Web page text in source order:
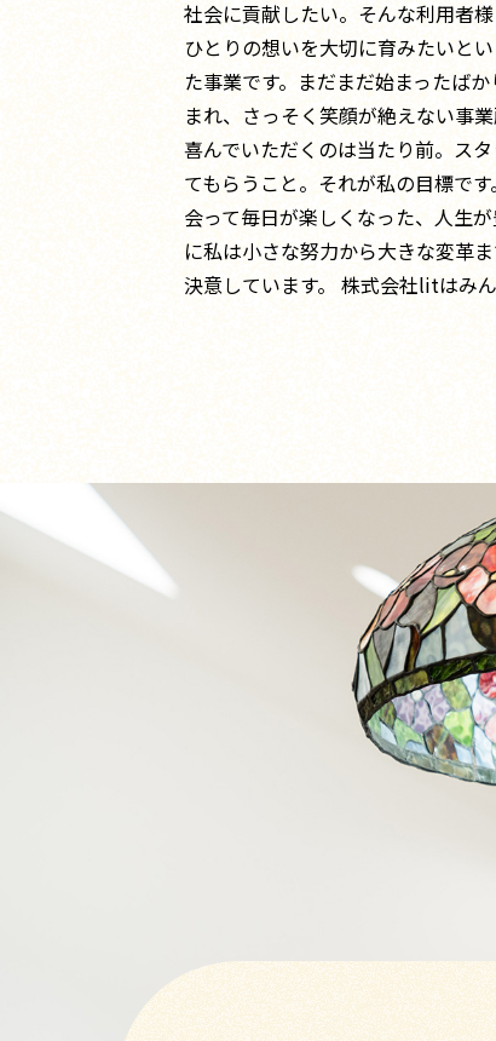
社会に貢献したい。そんな利用者
ひとりの想いを大切に育みたいと
た事業です。まだまだ始まったば
まれ、さっそく笑顔が絶えない事
喜んでいただくのは当たり前。ス
てもらうこと。それが私の目標で
会って毎日が楽しくなった、人生
に私は小さな努力から大きな変革
決意しています。 株式会社litはみ